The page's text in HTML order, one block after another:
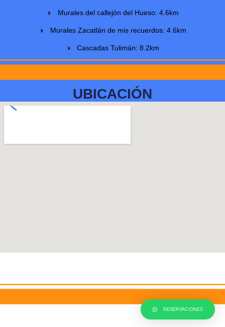
Murales del callejón del Hueso: 4.6km
Murales Zacatlán de mis recuerdos: 4.6km
Cascadas Tulimán: 8.2km
UBICACIÓN
WordPress
RESERVACIONES